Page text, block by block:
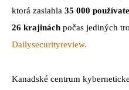
ktorá zasiahla 35 000
26 krajinách počas jediných
Dailysecurityreview.
Kanadské centrum